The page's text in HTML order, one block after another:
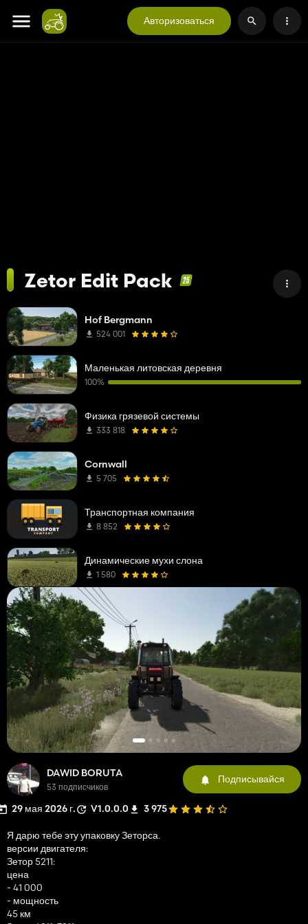
Авторизоваться
Zetor Edit Pack
DAWID BORUTA
53 подписчиков
Подписывайся
29 мая 2026 г. V1.0.0.0 3 975
Я дарю тебе эту упаковку Зеторса.
версии двигателя:
Зетор 5211:
цена
- 41 000
- мощность
45 км
Hof Bergmann
524 001
Маленькая литовская деревня
100%
Физика грязевой системы
333 818
Cornwall
5 705
Транспортная компания
8 852
Динамические мухи слона
1 580